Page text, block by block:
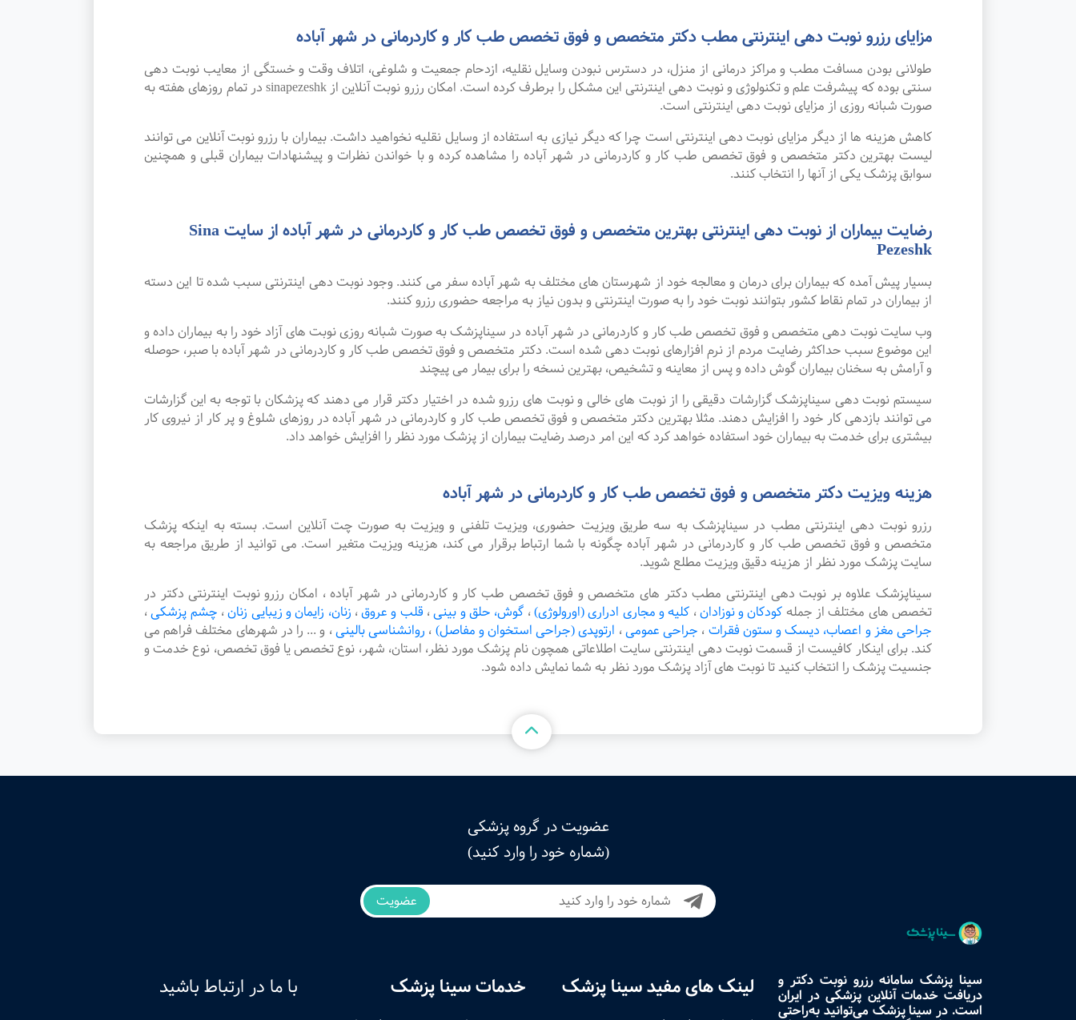
مزایای رزرو نوبت دهی اینترنتی مطب دکتر متخصص و فوق تخصص طب کار و کاردرمانی در شهر آباده
طولانی بودن مسافت مطب و مراکز درمانی از منزل، در دسترس نبودن وسایل نقلیه، ازدحام جمعیت و شلوغی، اتلاف وقت و خستگی از معایب نوبت دهی
سنتی بوده که پیشرفت علم و تکنولوژی و نوبت دهی اینترنتی این مشکل را برطرف کرده است. امکان رزرو نوبت آنلاین از sinapezeshk در تمام روزهای هفته به
صورت شبانه روزی از مزایای نوبت دهی اینترنتی است.
کاهش هزینه ها از دیگر مزایای نوبت دهی اینترنتی است چرا که دیگر نیازی به استفاده از وسایل نقلیه نخواهید داشت. بیماران با رزرو نوبت آنلاین می توانند
لیست بهترین دکتر متخصص و فوق تخصص طب کار و کاردرمانی در شهر آباده را مشاهده کرده و با خواندن نظرات و پیشنهادات بیماران قبلی و همچنین
سوابق پزشک یکی از آنها را انتخاب کنند.
رضایت بیماران از نوبت دهی اینترنتی بهترین متخصص و فوق تخصص طب کار و کاردرمانی در شهر آباده از سایت Sina
Pezeshk
بسیار پیش آمده که بیماران برای درمان و معالجه خود از شهرستان های مختلف به شهر آباده سفر می کنند. وجود نوبت دهی اینترنتی سبب شده تا این دسته
از بیماران در تمام نقاط کشور بتوانند نوبت خود را به صورت اینترنتی و بدون نیاز به مراجعه حضوری رزرو کنند.
وب سایت نوبت دهی متخصص و فوق تخصص طب کار و کاردرمانی در شهر آباده در سیناپزشک به صورت شبانه روزی نوبت های آزاد خود را به بیماران داده و
این موضوع سبب حداکثر رضایت مردم از نرم افزارهای نوبت دهی شده است. دکتر متخصص و فوق تخصص طب کار و کاردرمانی در شهر آباده با صبر، حوصله
و آرامش به سخنان بیماران گوش داده و پس از معاینه و تشخیص، بهترین نسخه را برای بیمار می پیچند
سیستم نوبت دهی سیناپزشک گزارشات دقیقی را از نوبت های خالی و نوبت های رزرو شده در اختیار دکتر قرار می دهند که پزشکان با توجه به این گزارشات
می توانند بازدهی کار خود را افزایش دهند. مثلا بهترین دکتر متخصص و فوق تخصص طب کار و کاردرمانی در شهر آباده در روزهای شلوغ و پر کار از نیروی کار
بیشتری برای خدمت به بیماران خود استفاده خواهد کرد که این امر درصد رضایت بیماران از پزشک مورد نظر را افزایش خواهد داد.
هزینه ویزیت دکتر متخصص و فوق تخصص طب کار و کاردرمانی در شهر آباده
رزرو نوبت دهی اینترنتی مطب در سیناپزشک به سه طریق ویزیت حضوری، ویزیت تلفنی و ویزیت به صورت چت آنلاین است. بسته به اینکه پزشک
متخصص و فوق تخصص طب کار و کاردرمانی در شهر آباده چگونه با شما ارتباط برقرار می کند، هزینه ویزیت متغیر است. می توانید از طریق مراجعه به
سایت پزشک مورد نظر از هزینه دقیق ویزیت مطلع شوید.
سیناپزشک علاوه بر نوبت دهی اینترنتی مطب دکتر های متخصص و فوق تخصص طب کار و کاردرمانی در شهر آباده ، امکان رزرو نوبت اینترنتی دکتر در
تخصص های مختلف از جمله کودکان و نوزادان، کلیه و مجاری ادراری (اورولوژی)، گوش، حلق و بینی، قلب و عروق، زنان، زایمان و زیبایی زنان، چشم پزشکی،
جراحی مغز و اعصاب، دیسک و ستون فقرات ، جراحی عمومی، ارتوپدی (جراحی استخوان و مفاصل) ، روانشناسی بالینی، و ... را در شهرهای مختلف فراهم می
کند. برای اینکار کافیست از قسمت نوبت دهی اینترنتی سایت اطلاعاتی همچون نام پزشک مورد نظر، استان، شهر، نوع تخصص یا فوق تخصص، نوع خدمت و
جنسیت پزشک را انتخاب کنید تا نوبت های آزاد پزشک مورد نظر به شما نمایش داده شود.
عضویت در گروه پزشکی
(شماره خود را وارد کنید)
عضویت
سینا پزشک سامانه رزرو نوبت دکتر و
دریافت خدمات آنلاین پزشکی در ایران
است. در سینا پزشک می‌توانید به‌راحتی
لینک های مفید سینا پزشک خدمات سینا پزشک با ما در ارتباط باشید